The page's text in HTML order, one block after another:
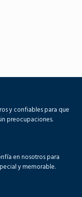
y confiables para que
preocupaciones.
en nosotros para
y memorable.